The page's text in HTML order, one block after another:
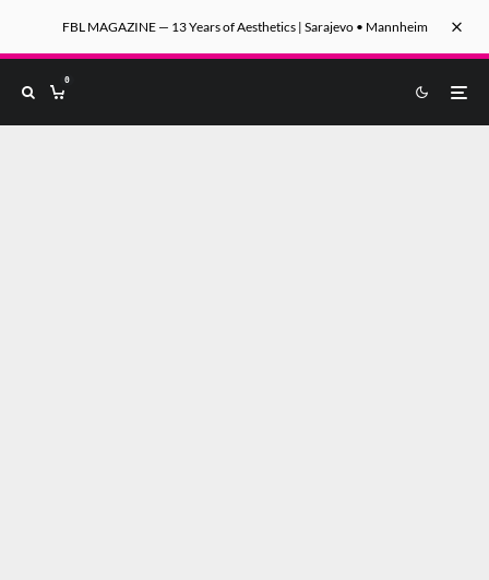
FBL MAGAZINE — 13 Years of Aesthetics | Sarajevo • Mannheim
0